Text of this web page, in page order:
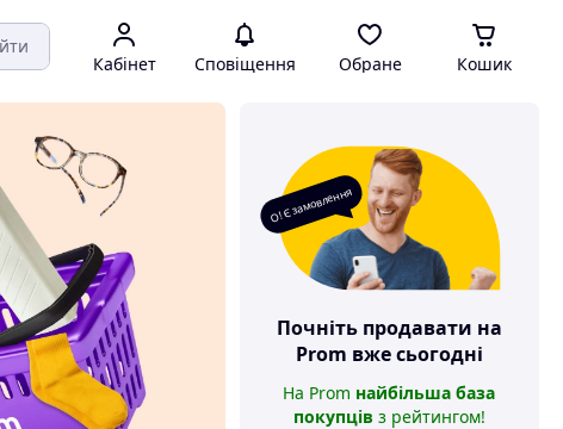
Кабінет Сповіщення Обране Кошик
О! Є замовлення
Почніть продавати на
Prom вже сьогодні
На Prom найбільша база
покупців з рейтингом!